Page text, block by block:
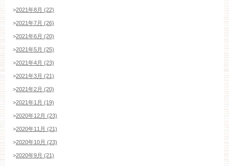
>2021年8月 (22)
>2021年7月 (26)
>2021年6月 (20)
>2021年5月 (25)
>2021年4月 (23)
>2021年3月 (21)
>2021年2月 (20)
>2021年1月 (19)
>2020年12月 (23)
>2020年11月 (21)
>2020年10月 (23)
>2020年9月 (21)